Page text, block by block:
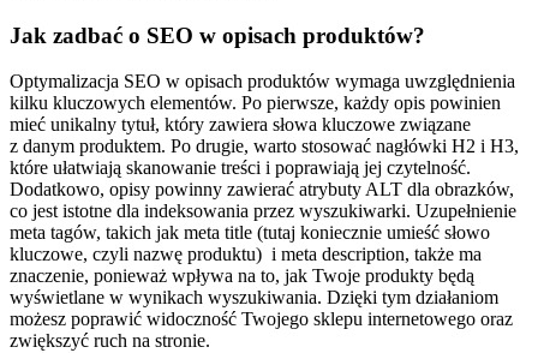
Jak zadbać o SEO w opisach produktów?
Optymalizacja SEO w opisach produktów wymaga uwzględnienia
kilku kluczowych elementów. Po pierwsze, każdy opis powinien
mieć unikalny tytuł, który zawiera słowa kluczowe związane
z danym produktem. Po drugie, warto stosować nagłówki H2 i H3,
które ułatwiają skanowanie treści i poprawiają jej czytelność.
Dodatkowo, opisy powinny zawierać atrybuty ALT dla obrazków,
co jest istotne dla indeksowania przez wyszukiwarki. Uzupełnienie
meta tagów, takich jak meta title (tutaj koniecznie umieść słowo
kluczowe, czyli nazwę produktu) i meta description, także ma
znaczenie, ponieważ wpływa na to, jak Twoje produkty będą
wyświetlane w wynikach wyszukiwania. Dzięki tym działaniom
możesz poprawić widoczność Twojego sklepu internetowego oraz
zwiększyć ruch na stronie.